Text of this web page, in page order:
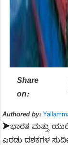
Share
on:
Authored by:
➤ಭಾರತ ಮತ್ತು
ಎರಡು ದಶಕಗಳ